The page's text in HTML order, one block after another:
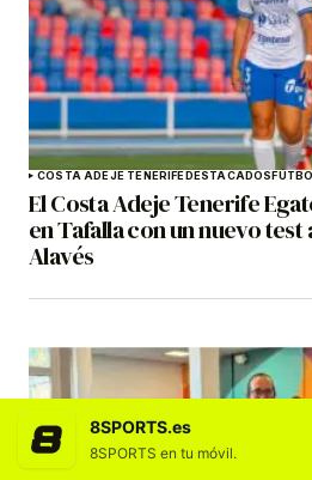
COSTA ADEJE TENERIFEDESTACADOS
El Costa Adeje Tenerife
en Tafalla con un nuevo
Alavés
8SPORTS.es
8SPORTS en tu móvil.